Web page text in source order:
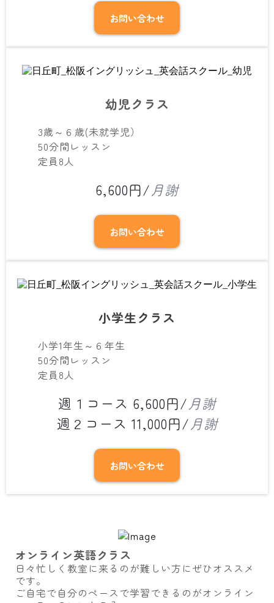
お問い合わせ
幼児クラス
3歳～６歳(未就学児）
50分間レッスン
定員8人
6,600円/月謝
お問い合わせ
小学生クラス
小学1年生～６年生
50分間レッスン
定員8人
週１コース 6,600円/月謝
週２コース 11,000円/月謝
お問い合わせ
オンライン英語クラス
日々忙しく教室に来るのが難しい方にぜひオススメ
です。
ご自宅で自分のペースで学習できるのがオンライン